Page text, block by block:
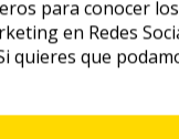
para conocer
en Redes
quieres que